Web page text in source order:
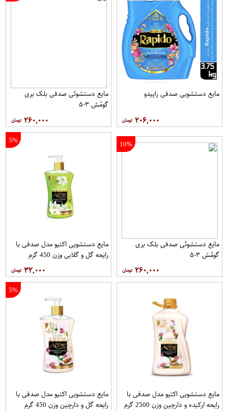
مایع دستشویی صدفی راپیدو
۲۰۶,۰۰۰
مایع دستشوئی صدفی بلک بری
گومُش ۳-۵
۲۶۰,۰۰۰
10%
مایع دستشوئی صدفی بلک بری
گومُش ۳-۵
۲۶۰,۰۰۰
5%
مایع دستشویی اکتیو مدل صدفی با
رایحه گل و گلابی وزن 450 گرم
۳۲,۰۰۰
مایع دستشویی اکتیو مدل صدفی با
رایحه ارکیده و دارچین وزن 2500 گرم
5%
مایع دستشویی اکتیو مدل صدفی با
رایحه گل و دارچین وزن 450 گرم